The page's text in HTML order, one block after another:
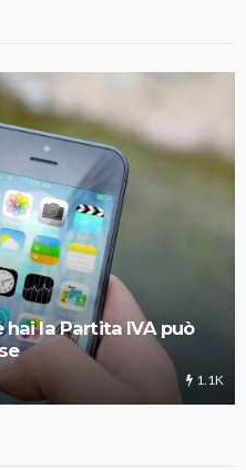
la Partita IVA può
1.1K